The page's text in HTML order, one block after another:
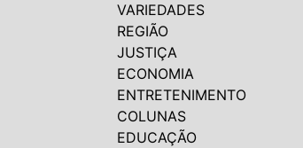
VARIEDADES
REGIÃO
JUSTIÇA
ECONOMIA
ENTRETENIMENTO
COLUNAS
EDUCAÇÃO